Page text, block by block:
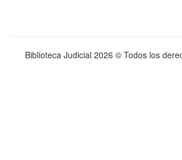
Biblioteca Judicial 2026 © Todos los